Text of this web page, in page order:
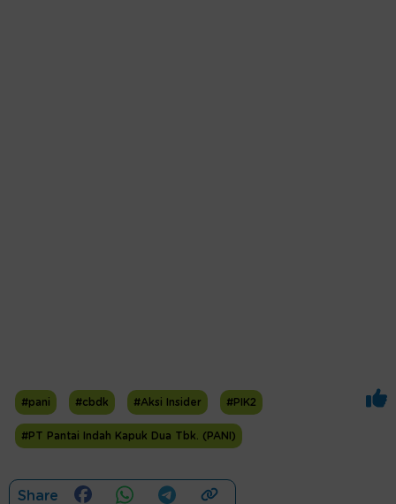
#pani #cbdk #Aksi Insider #PIK2
#PT Pantai Indah Kapuk Dua Tbk. (PANI)
Share